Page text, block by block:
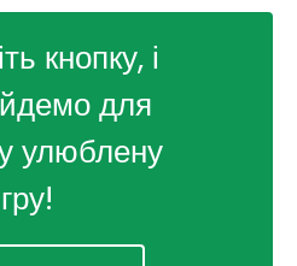
кнопку, і
для
улюблену
гру!